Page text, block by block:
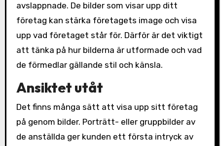
avslappnade. De bilder som visar upp ditt
företag kan stärka företagets image och visa
upp vad företaget står för. Därför är det viktigt
att tänka på hur bilderna är utformade och vad
de förmedlar gällande stil och känsla.
Ansiktet utåt
Det finns många sätt att visa upp sitt företag
på genom bilder. Porträtt- eller gruppbilder av
de anställda ger kunden ett första intryck av